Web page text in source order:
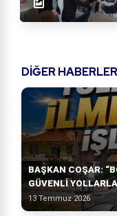
DİĞER HABERLER
BAŞKAN COŞAR:
GÜVENLİ
13 Temmuz 2026